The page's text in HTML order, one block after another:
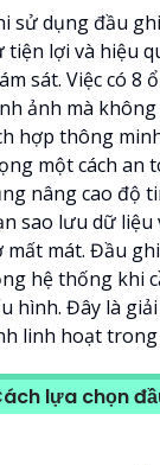
sử dụng đầu
tiện lợi và hiệu
sát. Việc có 8
ảnh mà
hợp thông
một cách an
nâng cao độ
sao lưu dữ
mất mát. Đầu
hệ thống khi
hình. Đây là
linh hoạt trong
lựa chọn